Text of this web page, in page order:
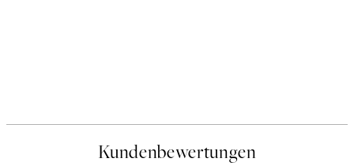
Kundenbewertungen